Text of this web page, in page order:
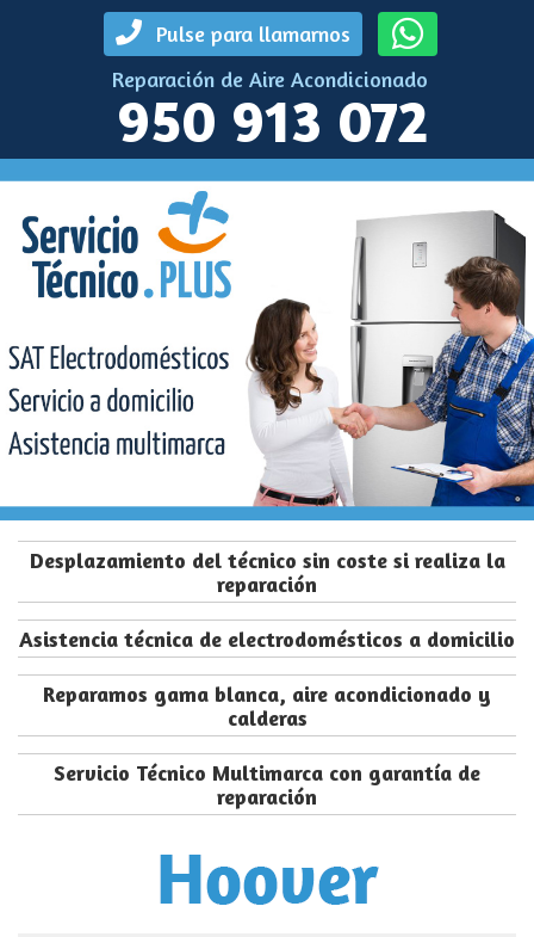
Pulse para llamarnos
Reparación de Aire Acondicionado
950 913 072
Desplazamiento del técnico sin coste si realiza la
reparación
Asistencia técnica de electrodomésticos a domicilio
Reparamos gama blanca, aire acondicionado y
calderas
Servicio Técnico Multimarca con garantía de
reparación